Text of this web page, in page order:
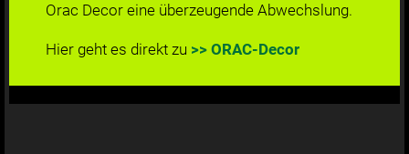
Orac Decor eine überzeugende Abwechslung.
Hier geht es direkt zu >> ORAC-Decor